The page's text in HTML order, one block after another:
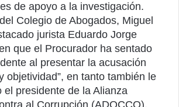
de apoyo a la investigación.
Colegio de Abogados, Miguel
jurista Eduardo Jorge
que el Procurador ha sentado
al presentar la acusación
objetividad”, en tanto también le
el presidente de la Alianza